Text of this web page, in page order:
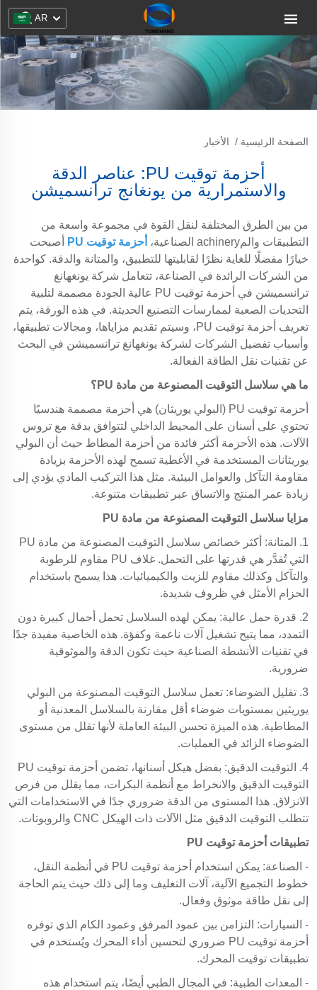
AR
الصفحة الرئيسية / الأخبار
أحزمة توقيت PU: عناصر الدقة
والاستمرارية من يونغانج ترانسميشن
من بين الطرق المختلفة لنقل القوة في مجموعة واسعة من
التطبيقات والمachinery الصناعية،
أحزمة توقيت PU
أصبحت
خيارًا مفضلًا للغاية نظرًا لقابليتها للتطبيق، والمتانة والدقة. كواحدة
من الشركات الرائدة في الصناعة، تتعامل شركة يونغهانغ
ترانسميشن في أحزمة توقيت PU عالية الجودة مصممة لتلبية
التحديات الصعبة لممارسات التصنيع الحديثة. في هذه الورقة، يتم
تعريف أحزمة توقيت PU، وسيتم تقديم مزاياها، ومجالات تطبيقها،
وأسباب تفضيل الشركات لشركة يونغهانغ ترانسميشن في البحث
عن تقنيات نقل الطاقة الفعالة.
ما هي سلاسل التوقيت المصنوعة من مادة PU؟
أحزمة توقيت PU (البولي يوريثان) هي أحزمة مصممة هندسيًا
تحتوي على أسنان على المحيط الداخلي لتتوافق بدقة مع تروس
الآلات. هذه الأحزمة أكثر فائدة من أحزمة المطاط حيث أن البولي
يوريثانات المستخدمة في الأغطية تسمح لهذه الأحزمة بزيادة
مقاومة التآكل والعوامل البيئية. مثل هذا التركيب المادي يؤدي إلى
زيادة عمر المنتج والاتساق عبر تطبيقات متنوعة.
مزايا سلاسل التوقيت المصنوعة من مادة PU
1. المتانة: أكثر خصائص سلاسل التوقيت المصنوعة من مادة PU
التي تُقدَّر هي قدرتها على التحمل. غلاف PU مقاوم للرطوبة
والتآكل وكذلك مقاوم للزيت والكيميائيات. هذا يسمح باستخدام
الحزام الأمثل في ظروف شديدة.
2. قدرة حمل عالية: يمكن لهذه السلاسل تحمل أحمال كبيرة دون
التمدد، مما يتيح تشغيل آلات ناعمة وكفؤة. هذه الخاصية مفيدة جدًا
في تقنيات الأنشطة الصناعية حيث تكون الدقة والموثوقية
ضرورية.
3. تقليل الضوضاء: تعمل سلاسل التوقيت المصنوعة من البولي
يوريثين بمستويات ضوضاء أقل مقارنة بالسلاسل المعدنية أو
المطاطية. هذه الميزة تحسن البيئة العاملة لأنها تقلل من مستوى
الضوضاء الزائد في العمليات.
4. التوقيت الدقيق: بفضل هيكل أسنانها، تضمن أحزمة توقيت PU
التوقيت الدقيق والانخراط مع أنظمة البكرات، مما يقلل من فرص
الانزلاق. هذا المستوى من الدقة ضروري جدًا في الاستخدامات التي
تتطلب التوقيت الدقيق مثل الآلات ذات الهيكل CNC والروبوتات.
تطبيقات أحزمة توقيت PU
- الصناعة: يمكن استخدام أحزمة توقيت PU في أنظمة النقل،
خطوط التجميع الآلية، آلات التغليف وما إلى ذلك حيث يتم الحاجة
إلى نقل طاقة موثوق وفعال.
- السيارات: التزامن بين عمود المرفق وعمود الكام الذي توفره
أحزمة توقيت PU ضروري لتحسين أداء المحرك ويُستخدم في
تطبيقات توقيت المحرك.
- المعدات الطبية: في المجال الطبي أيضًا، يتم استخدام هذه